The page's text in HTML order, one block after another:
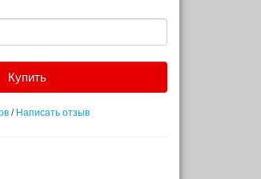
Купить
/ Написать отзыв